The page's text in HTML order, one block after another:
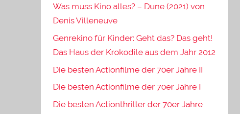
Was muss Kino alles? – Dune (2021) von
Denis Villeneuve
Genrekino für Kinder: Geht das? Das geht!
Das Haus der Krokodile aus dem Jahr 2012
Die besten Actionfilme der 70er Jahre II
Die besten Actionfilme der 70er Jahre I
Die besten Actionthriller der 70er Jahre